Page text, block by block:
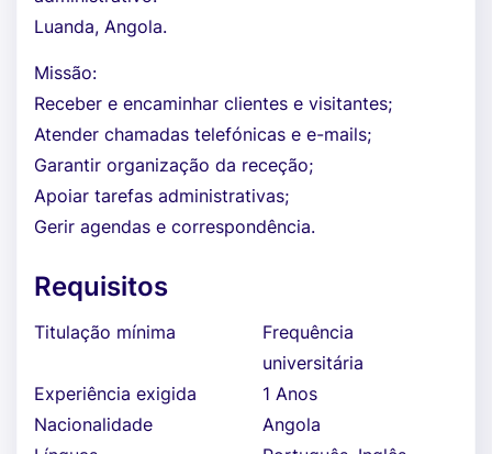
Luanda, Angola.
Missão:
Receber e encaminhar clientes e visitantes;
Atender chamadas telefónicas e e-mails;
Garantir organização da receção;
Apoiar tarefas administrativas;
Gerir agendas e correspondência.
Requisitos
Titulação mínima
Frequência
universitária
Experiência exigida
1 Anos
Nacionalidade
Angola